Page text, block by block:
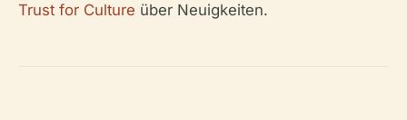
Trust for Culture über Neuigkeiten.